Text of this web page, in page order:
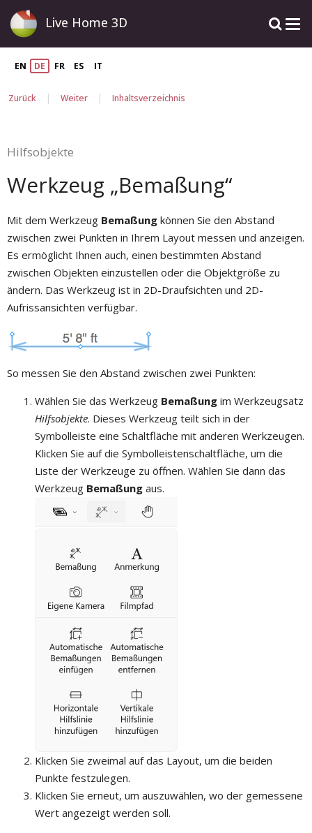
Live Home 3D
EN DE FR ES IT
Zurück | Weiter | Inhaltsverzeichnis
Hilfsobjekte
Werkzeug „Bemaßung“
Mit dem Werkzeug Bemaßung können Sie den Abstand
zwischen zwei Punkten in Ihrem Layout messen und anzeigen.
Es ermöglicht Ihnen auch, einen bestimmten Abstand
zwischen Objekten einzustellen oder die Objektgröße zu
ändern. Das Werkzeug ist in 2D-Draufsichten und 2D-
Aufrissansichten verfügbar.
So messen Sie den Abstand zwischen zwei Punkten:
Wählen Sie das Werkzeug Bemaßung im Werkzeugsatz
Hilfsobjekte. Dieses Werkzeug teilt sich in der
Symbolleiste eine Schaltfläche mit anderen Werkzeugen.
Klicken Sie auf die Symbolleistenschaltfläche, um die
Liste der Werkzeuge zu öffnen. Wählen Sie dann das
Werkzeug Bemaßung aus.
Klicken Sie zweimal auf das Layout, um die beiden
Punkte festzulegen.
Klicken Sie erneut, um auszuwählen, wo der gemessene
Wert angezeigt werden soll.